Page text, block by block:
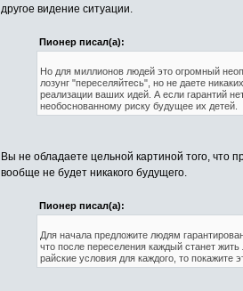
другое видение ситуации.
Пионер писал(а):
Но для миллионов людей это огромный
лозунг "переселяйтесь", но не даете
реализации ваших идей. А если гарантий
необоснованному риску будущее их детей.
Вы не обладаете цельной картиной того, что
вообще не будет никакого будущего.
Пионер писал(а):
Для начала предложите людям
что после переселения каждый станет
райские условия для каждого, то покажите